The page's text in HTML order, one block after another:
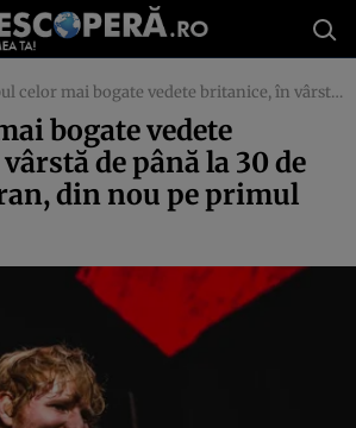
mai bogate vedete britanice, în vârstă de până la 30 de ani. Ed Sheeran, din nou pe primul loc
bogate vedete
de până la 30 de
din nou pe primul